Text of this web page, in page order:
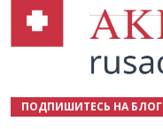
ПОДПИШИТЕСЬ НА БЛОГ